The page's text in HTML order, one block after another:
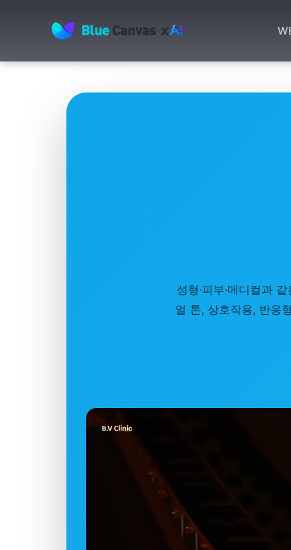
BLUECANVAS
성형·피부·메디컬과
얼 톤, 상호작용, 반응